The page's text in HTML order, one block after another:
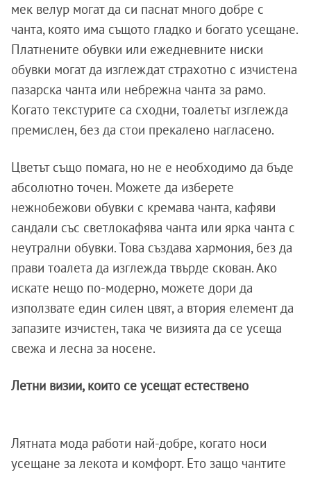
мек велур могат да си паснат много добре с
чанта, която има същото гладко и богато усещане.
Платнените обувки или ежедневните ниски
обувки могат да изглеждат страхотно с изчистена
пазарска чанта или небрежна чанта за рамо.
Когато текстурите са сходни, тоалетът изглежда
премислен, без да стои прекалено нагласено.
Цветът също помага, но не е необходимо да бъде
абсолютно точен. Можете да изберете
нежнобежови обувки с кремава чанта, кафяви
сандали със светлокафява чанта или ярка чанта с
неутрални обувки. Това създава хармония, без да
прави тоалета да изглежда твърде скован. Ако
искате нещо по-модерно, можете дори да
използвате един силен цвят, а втория елемент да
запазите изчистен, така че визията да се усеща
свежа и лесна за носене.
Летни визии, които се усещат естествено
Лятната мода работи най-добре, когато носи
усещане за лекота и комфорт. Ето защо чантите